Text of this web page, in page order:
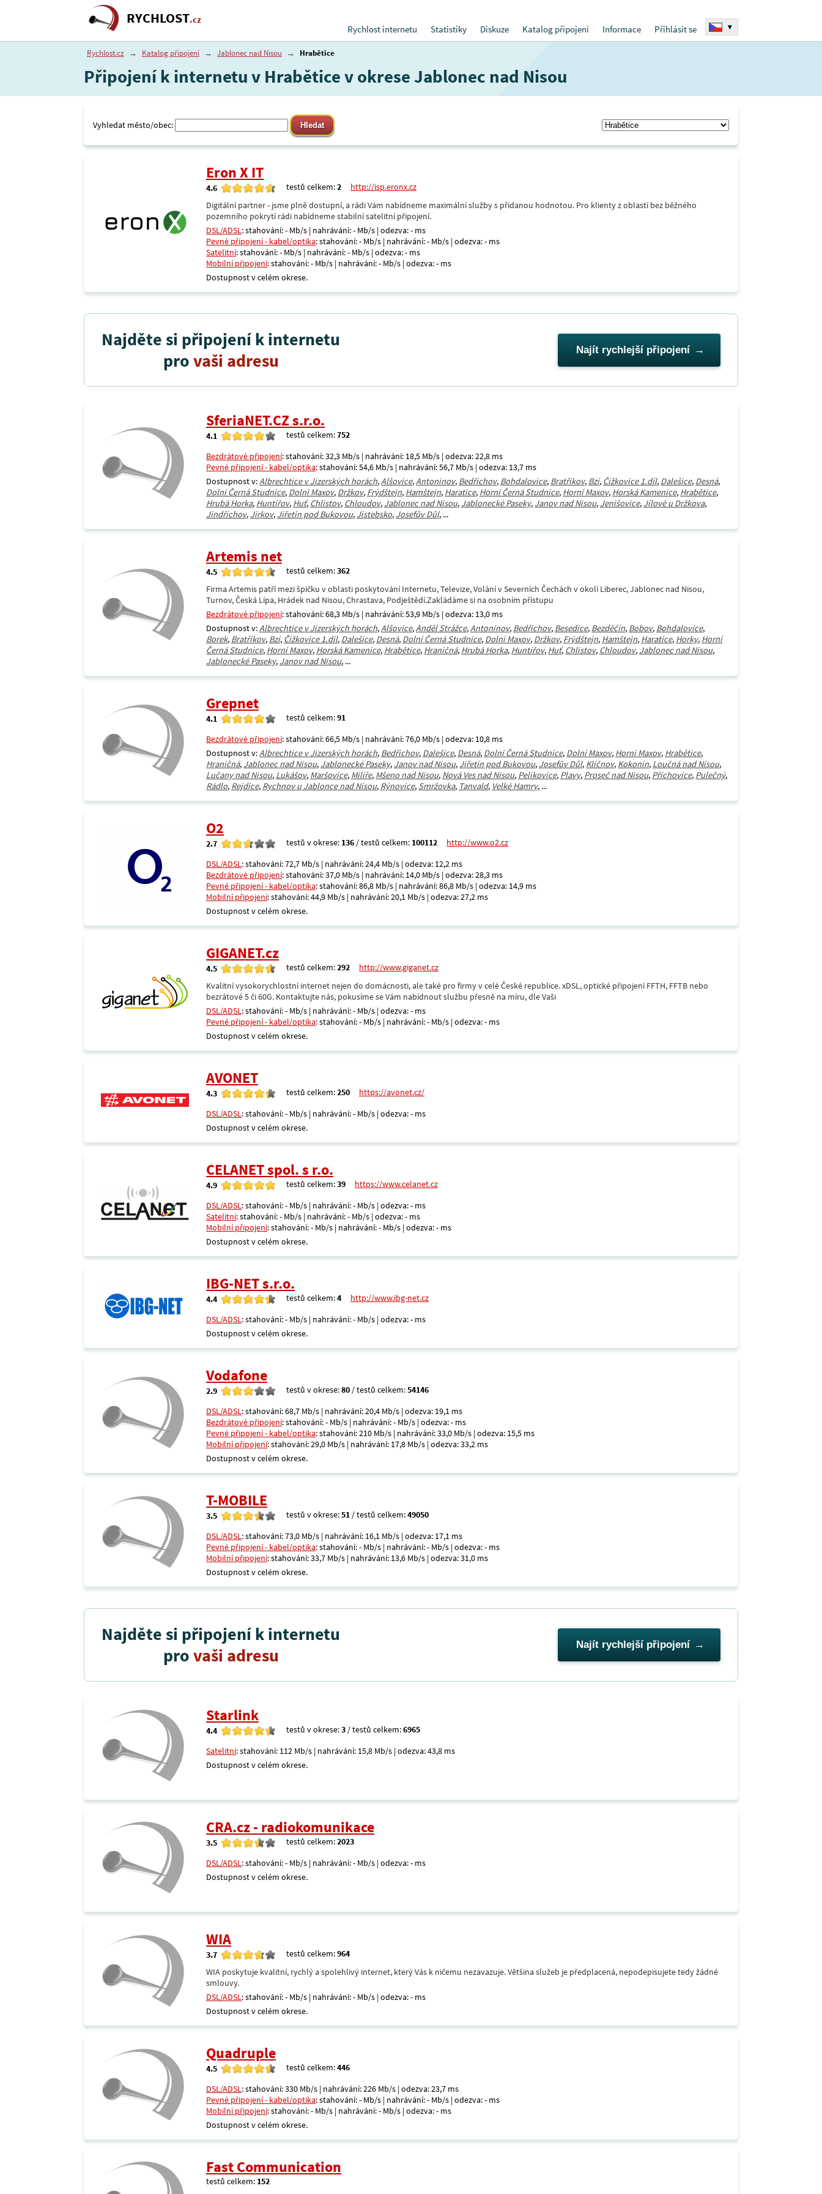
RYCHLOST.cz
Rychlost internetu
Statistiky Diskuze Katalog připojení Informace Přihlásit se ▾
Rychlost.cz → Katalog připojení → Jablonec nad Nisou → Hrabětice
Připojení k internetu v Hrabětice v okrese Jablonec nad Nisou
Vyhledat město/obec:
Eron X IT
4.6 testů celkem:2
http://isp.eronx.cz
Digitální partner - jsme plně dostupní, a rádi Vám nabídneme maximální služby s přidanou hodnotou. Pro klienty z oblastí bez běžného
pozemního pokrytí rádi nabídneme stabilní satelitní připojení.
DSL/ADSL: stahování: - Mb/s | nahrávání: - Mb/s | odezva: - ms
Pevné připojení - kabel/optika: stahování: - Mb/s | nahrávání: - Mb/s | odezva: - ms
Satelitní: stahování: - Mb/s | nahrávání: - Mb/s | odezva: - ms
Mobilní připojení: stahování: - Mb/s | nahrávání: - Mb/s | odezva: - ms
Dostupnost v celém okrese.
Najděte si připojení k internetu
provaši adresu Najít rychlejší připojení
SferiaNET.CZ s.r.o.
4.1 testů celkem:752
Bezdrátové připojení: stahování: 32,3 Mb/s | nahrávání: 18,5 Mb/s | odezva: 22,8 ms
Pevné připojení - kabel/optika: stahování: 54,6 Mb/s | nahrávání: 56,7 Mb/s | odezva: 13,7 ms
Dostupnost v:Albrechtice v Jizerských horách,Alšovice,Antonínov, Bedřichov, Bohdalovice, Bratříkov, Bzí, Čížkovice 1.díl, Dalešice, Desná,
Dolní Černá Studnice, Dolní Maxov, Držkov, Frýdštejn, Hamštejn, Haratice, Horní Černá Studnice, Horní Maxov, Horská Kamenice, Hrabětice,
Hrubá Horka, Huntířov, Huť, Chlístov, Chloudov, Jablonec nad Nisou, Jablonecké Paseky, Janov nad Nisou, Jenišovice, Jílové u Držkova,
Jindřichov, Jirkov, Jiřetín pod Bukovou, Jistebsko, Josefův Důl, ...
Artemis net
4.5 testů celkem:362
Firma Artemis patří mezi špičku v oblasti poskytování Internetu, Televize, Volání v Severních Čechách v okolí Liberec, Jablonec nad Nisou,
Turnov, Česká Lípa, Hrádek nad Nisou, Chrastava, Podještědí.Zakládáme si na osobním přístupu
Bezdrátové připojení: stahování: 68,3 Mb/s | nahrávání: 53,9 Mb/s | odezva: 13,0 ms
Dostupnost v:Albrechtice v Jizerských horách,Alšovice,Anděl Strážce,Antonínov, Bedřichov, Besedice, Bezděčín, Bobov, Bohdalovice,
Borek, Bratříkov, Bzí, Čížkovice 1.díl, Dalešice, Desná, Dolní Černá Studnice, Dolní Maxov, Držkov, Frýdštejn, Hamštejn, Haratice, Horky, Horní
Černá Studnice, Horní Maxov, Horská Kamenice, Hrabětice, Hraničná, Hrubá Horka, Huntířov, Huť, Chlístov, Chloudov, Jablonec nad Nisou,
Jablonecké Paseky, Janov nad Nisou, ...
Grepnet
4.1 testů celkem:91
Bezdrátové připojení: stahování: 66,5 Mb/s | nahrávání: 76,0 Mb/s | odezva: 10,8 ms
Dostupnost v:Albrechtice v Jizerských horách, Bedřichov, Dalešice, Desná, Dolní Černá Studnice, Dolní Maxov, Horní Maxov, Hrabětice,
Hraničná, Jablonec nad Nisou, Jablonecké Paseky, Janov nad Nisou, Jiřetín pod Bukovou, Josefův Důl, Klíčnov, Kokonín, Loučná nad Nisou,
Lučany nad Nisou, Lukášov, Maršovice, Milíře, Mšeno nad Nisou, Nová Ves nad Nisou, Pelíkovice, Plavy, Proseč nad Nisou, Příchovice, Pulečný,
Rádlo, Rejdice, Rychnov u Jablonce nad Nisou, Rýnovice, Smržovka, Tanvald, Velké Hamry, ...
O2
2.7 testů v okrese: 136 / testů celkem: 100112
http://www.o2.cz
DSL/ADSL: stahování: 72,7 Mb/s | nahrávání: 24,4 Mb/s | odezva: 12,2 ms
Bezdrátové připojení: stahování: 37,0 Mb/s | nahrávání: 14,0 Mb/s | odezva: 28,3 ms
Pevné připojení - kabel/optika: stahování: 86,8 Mb/s | nahrávání: 86,8 Mb/s | odezva: 14,9 ms
Mobilní připojení: stahování: 44,9 Mb/s | nahrávání: 20,1 Mb/s | odezva: 27,2 ms
Dostupnost v celém okrese.
GIGANET.cz
4.5 testů celkem:292
http://www.giganet.cz
Kvalitní vysokorychlostní internet nejen do domácnosti, ale také pro firmy v celé České republice. xDSL, optické připojení FFTH, FFTB nebo
bezrátové 5 či 60G. Kontaktujte nás, pokusíme se Vám nabídnout službu přesně na míru, dle Vaši
DSL/ADSL: stahování: - Mb/s | nahrávání: - Mb/s | odezva: - ms
Pevné připojení - kabel/optika: stahování: - Mb/s | nahrávání: - Mb/s | odezva: - ms
Dostupnost v celém okrese.
AVONET
4.3 testů celkem:250
https://avonet.cz/
DSL/ADSL: stahování: - Mb/s | nahrávání: - Mb/s | odezva: - ms
Dostupnost v celém okrese.
CELANET spol. s r.o.
4.9 testů celkem:39
https://www.celanet.cz
DSL/ADSL: stahování: - Mb/s | nahrávání: - Mb/s | odezva: - ms
Satelitní: stahování: - Mb/s | nahrávání: - Mb/s | odezva: - ms
Mobilní připojení: stahování: - Mb/s | nahrávání: - Mb/s | odezva: - ms
Dostupnost v celém okrese.
IBG-NET s.r.o.
4.4 testů celkem:4
http://www.ibg-net.cz
DSL/ADSL: stahování: - Mb/s | nahrávání: - Mb/s | odezva: - ms
Dostupnost v celém okrese.
Vodafone
2.9 testů v okrese:80 / testů celkem:54146
DSL/ADSL: stahování: 68,7 Mb/s | nahrávání: 20,4 Mb/s | odezva: 19,1 ms
Bezdrátové připojení: stahování: - Mb/s | nahrávání: - Mb/s | odezva: - ms
Pevné připojení - kabel/optika: stahování: 210 Mb/s | nahrávání: 33,0 Mb/s | odezva: 15,5 ms
Mobilní připojení: stahování: 29,0 Mb/s | nahrávání: 17,8 Mb/s | odezva: 33,2 ms
Dostupnost v celém okrese.
T-MOBILE
3.5 testů v okrese:51 / testů celkem:49050
DSL/ADSL: stahování: 73,0 Mb/s | nahrávání: 16,1 Mb/s | odezva: 17,1 ms
Pevné připojení - kabel/optika: stahování: - Mb/s | nahrávání: - Mb/s | odezva: - ms
Mobilní připojení: stahování: 33,7 Mb/s | nahrávání: 13,6 Mb/s | odezva: 31,0 ms
Dostupnost v celém okrese.
Najděte si připojení k internetu
provaši adresu Najít rychlejší připojení
Starlink
4.4 testů v okrese:3 / testů celkem:6965
Satelitní: stahování: 112 Mb/s | nahrávání: 15,8 Mb/s | odezva: 43,8 ms
Dostupnost v celém okrese.
CRA.cz - radiokomunikace
3.5 testů celkem:2023
DSL/ADSL: stahování: - Mb/s | nahrávání: - Mb/s | odezva: - ms
Dostupnost v celém okrese.
WIA
3.7 testů celkem:964
WIA poskytuje kvalitní, rychlý a spolehlivý internet, který Vás k ničemu nezavazuje. Většina služeb je předplacená, nepodepisujete tedy žádné
smlouvy.
DSL/ADSL: stahování: - Mb/s | nahrávání: - Mb/s | odezva: - ms
Dostupnost v celém okrese.
Quadruple
4.5 testů celkem:446
DSL/ADSL: stahování: 330 Mb/s | nahrávání: 226 Mb/s | odezva: 23,7 ms
Pevné připojení - kabel/optika: stahování: - Mb/s | nahrávání: - Mb/s | odezva: - ms
Mobilní připojení: stahování: - Mb/s | nahrávání: - Mb/s | odezva: - ms
Dostupnost v celém okrese.
Fast Communication
testů celkem: 152